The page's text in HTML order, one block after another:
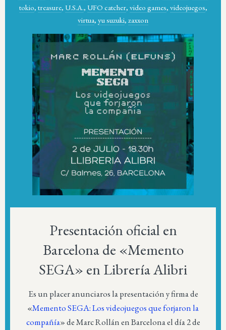
tokio, treasure, U.S.A., UFO catcher, video games, videojuegos,
virtua, yu suzuki, zaxxon
Presentación oficial en
Barcelona de «Memento
SEGA» en Librería Alibri
Es un placer anunciaros la presentación y firma de
«Memento SEGA: Los videojuegos que forjaron la
compañía» de Marc Rollán en Barcelona el día 2 de